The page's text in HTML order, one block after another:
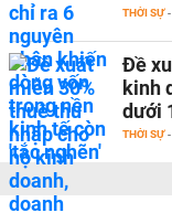
THỜI SỰ -
Đề
kinh
dưới
THỜI SỰ -